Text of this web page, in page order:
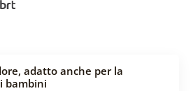
adatto anche per la
bambini